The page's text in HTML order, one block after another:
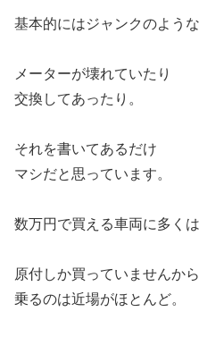
基本的にはジャンクのよう
メーターが壊れていたり
交換してあったり。
それを書いてあるだけ
マシだと思っています。
数万円で買える車両に多く
原付しか買っていませんから
乗るのは近場がほとんど。